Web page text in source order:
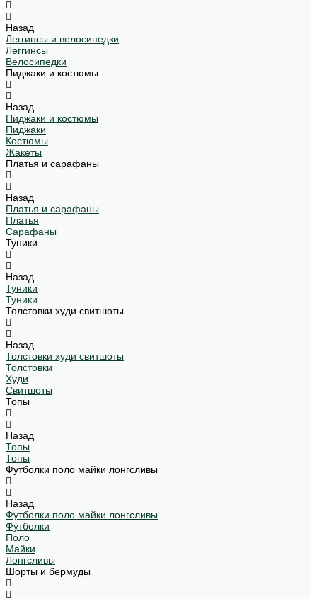
Назад
Леггинсы и велосипедки
Леггинсы
Велосипедки
Пиджаки и костюмы
Назад
Пиджаки и костюмы
Пиджаки
Костюмы
Жакеты
Платья и сарафаны
Назад
Платья и сарафаны
Платья
Сарафаны
Туники
Назад
Туники
Туники
Толстовки худи свитшоты
Назад
Толстовки худи свитшоты
Толстовки
Худи
Свитшоты
Топы
Назад
Топы
Топы
Футболки поло майки лонгсливы
Назад
Футболки поло майки лонгсливы
Футболки
Поло
Майки
Лонгсливы
Шорты и бермуды